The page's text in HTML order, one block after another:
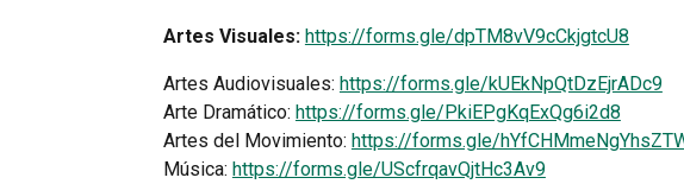
Artes Visuales: https://forms.gle/dpTM8vV9cCkjgtcU8
Artes Audiovisuales: https://forms.gle/kUEkNpQtDzEjrADc9
Arte Dramático: https://forms.gle/PkiEPgKqExQg6i2d8
Artes del Movimiento: https://forms.gle/
Música: https://forms.gle/UScfrqavQjtHc3Av9